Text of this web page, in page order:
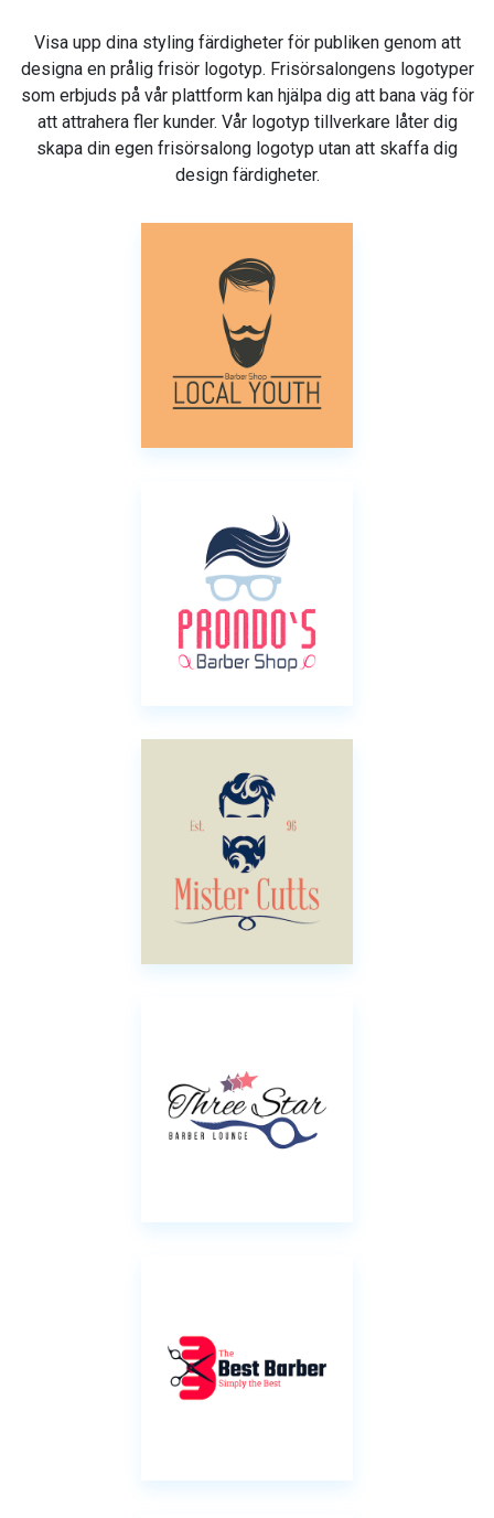
Visa upp dina styling färdigheter för publiken genom att
designa en prålig frisör logotyp. Frisörsalongens logotyper
som erbjuds på vår plattform kan hjälpa dig att bana väg för
att attrahera fler kunder. Vår logotyp tillverkare låter dig
skapa din egen frisörsalong logotyp utan att skaffa dig
design färdigheter.